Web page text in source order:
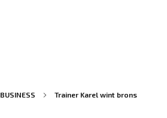
BUSINESS
Trainer Karel wint brons